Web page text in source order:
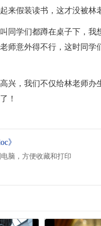
来假装读书，这才没被林
同学们都蹲在桌子下，
师意外得不行，这时同学
兴，我们不仅给林老师办
！
》
脑，方便收藏和打印